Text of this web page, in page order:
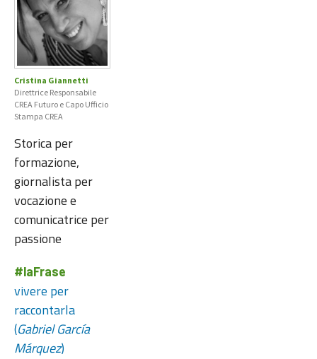
Cristina Giannetti
Direttrice Responsabile
CREA Futuro e Capo Ufficio
Stampa CREA
Storica per
formazione,
giornalista per
vocazione e
comunicatrice per
passione
#laFrase
vivere per
raccontarla
(Gabriel García
Márquez)